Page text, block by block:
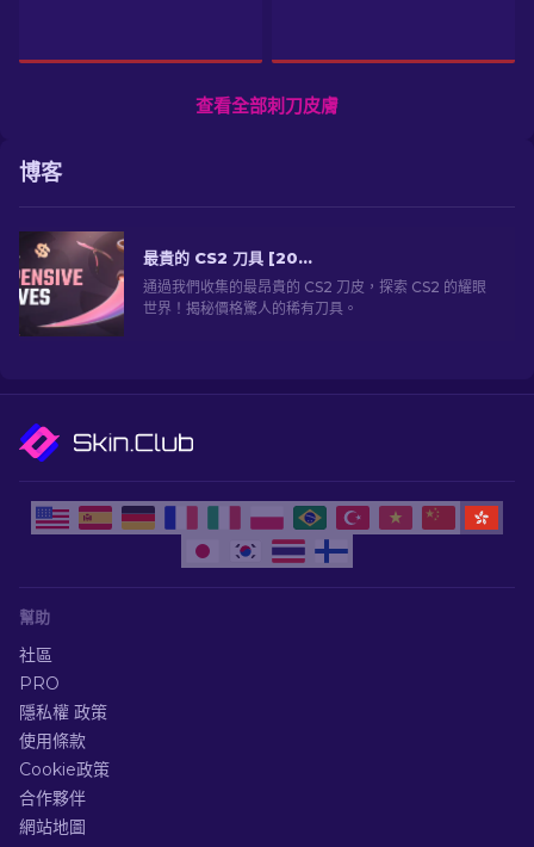
查看全部刺刀皮膚
博客
最貴的 CS2 刀具 [2026]
通過我們收集的最昂貴的 CS2 刀皮，探索 CS2 的耀眼
世界！揭秘價格驚人的稀有刀具。
幫助
社區
PRO
隱私權 政策
使用條款
Cookie政策
合作夥伴
網站地圖